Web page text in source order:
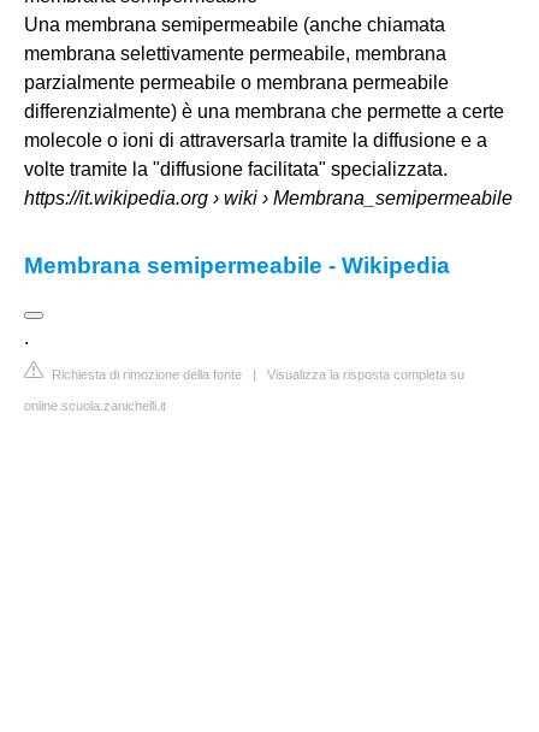
Una membrana semipermeabile (anche chiamata
membrana selettivamente permeabile, membrana
parzialmente permeabile o membrana permeabile
differenzialmente) è una membrana che permette a certe
molecole o ioni di attraversarla tramite la diffusione e a
volte tramite la "diffusione facilitata" specializzata.
https://it.wikipedia.org › wiki › Membrana_semipermeabile
Membrana semipermeabile - Wikipedia
.
Richiesta di rimozione della fonte | Visualizza la risposta completa su
online.scuola.zanichelli.it